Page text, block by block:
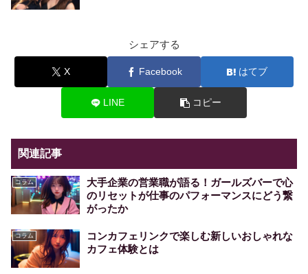
シェアする
X Facebook はてブ
LINE コピー
関連記事
コラム
大手企業の営業職が語る！ガールズバーで心
のリセットが仕事のパフォーマンスにどう繋
がったか
コラム
コンカフェリンクで楽しむ新しいおしゃれな
カフェ体験とは